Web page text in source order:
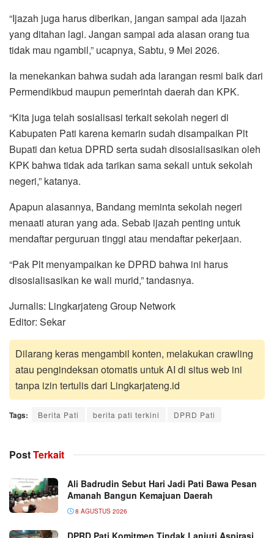
“Ijazah juga harus diberikan, jangan sampai ada ijazah
yang ditahan lagi. Jangan sampai ada alasan orang tua
tidak mau ngambil,” ucapnya, Sabtu, 9 Mei 2026.
Ia menekankan bahwa sudah ada larangan resmi baik dari
Permendikbud maupun pemerintah daerah dan KPK.
“Kita juga telah sosialisasi terkait sekolah negeri di
Kabupaten Pati karena kemarin sudah disampaikan Plt
Bupati dan ketua DPRD serta sudah disosialisasikan oleh
KPK bahwa tidak ada tarikan sama sekali untuk sekolah
negeri,” katanya.
Apapun alasannya, Bandang meminta sekolah negeri
menaati aturan yang ada. Sebab ijazah penting untuk
mendaftar perguruan tinggi atau mendaftar pekerjaan.
“Pak Plt menyampaikan ke DPRD bahwa ini harus
disosialisasikan ke wali murid,” tandasnya.
Jurnalis: Lingkarjateng Group Network
Editor: Sekar
Dilarang keras mengambil konten, melakukan crawling
atau pengindeksan otomatis untuk AI di situs web ini
tanpa izin tertulis dari Lingkarjateng.id
Tags: Berita Pati berita pati terkini DPRD Pati
PostTerkait
Ali Badrudin Sebut Hari Jadi Pati Bawa Pesan
Amanah Bangun Kemajuan Daerah
8 AGUSTUS 2026
DPRD Pati Komitmen Tindak Lanjuti Aspirasi